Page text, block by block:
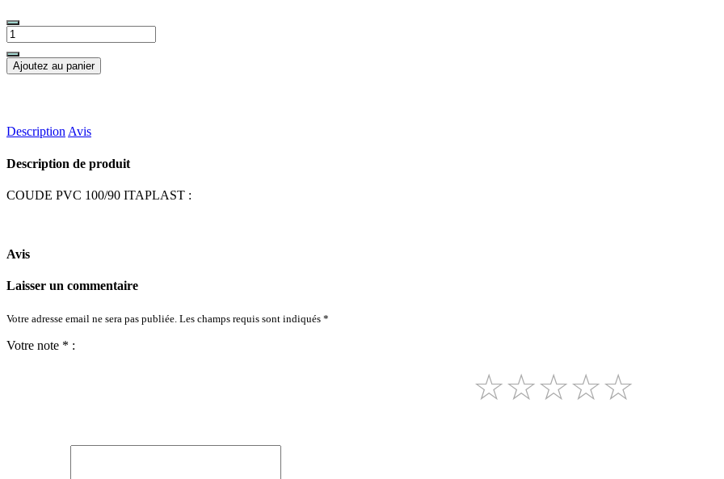
Ajoutez au panier
Description Avis
Description de produit
COUDE PVC 100/90 ITAPLAST :
Avis
Laisser un commentaire
Votre adresse email ne sera pas publiée. Les champs requis sont indiqués *
Votre note * :
☆
☆
☆
☆
☆